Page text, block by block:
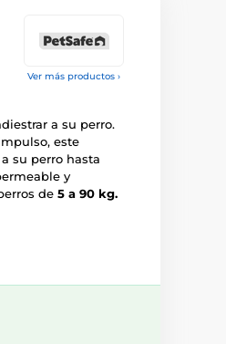
Ver más productos ›
a su perro.
este
su perro hasta
y
de 5 a 90 kg.